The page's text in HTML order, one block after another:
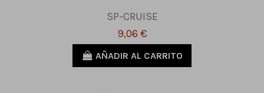
SP-CRUISE
9,06 €
AÑADIR AL CARRITO